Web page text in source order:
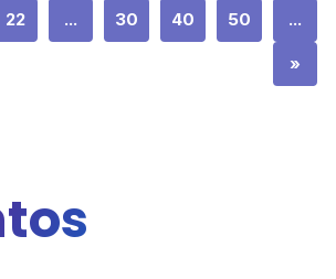
22 ... 30 40 50 ...
»